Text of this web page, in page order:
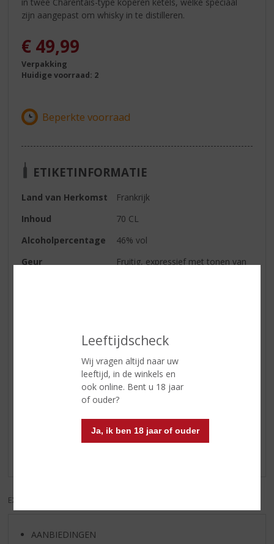
Leeftijdscheck
Wij vragen altijd naar uw
leeftijd, in de winkels en
ook online. Bent u 18 jaar
of ouder?
Ja, ik ben 18 jaar of ouder
zijn aangepast om whisky in te distilleren.
€ 49,99
Verpakking
Huidige voorraad: 2
ETIKETINFORMATIE
Land van Herkomst
Frankrijk
Inhoud
70 CL
Alcoholpercentage
46% vol
Geur
Fruitig, expressief met tonen van
kruiden zoals vanille en
tonkaboon met een licht
zoutgehalte.
Reviews
Schrijf een review
EXCL. BTW
AANBIEDINGEN